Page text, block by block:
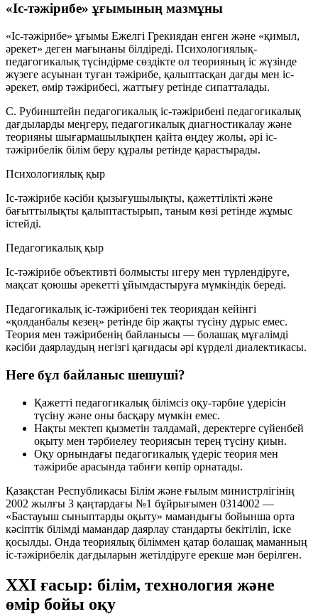
«Іс-тәжірибе» ұғымының мазмұны
«Іс-тәжірибе» ұғымы Ежелгі Грекиядан енген және «қимыл,
әрекет» деген мағынаны білдіреді. Психологиялық-
педагогикалық түсіндірме сөздікте ол теорияның іс жүзінде
жүзеге асуынан туған тәжірибе, қалыптасқан дағды мен іс-
әрекет, өмір тәжірибесі, жаттығу ретінде сипатталады.
С. Рубинштейн педагогикалық іс-тәжірибені педагогикалық
дағдыларды меңгеру, педагогикалық диагностикалау және
теорияны шығармашылықпен қайта өңдеу жолы, әрі іс-
тәжірибелік білім беру құралы ретінде қарастырады.
Психологиялық қыр
Іс-тәжірибе кәсіби қызығушылықты, қажеттілікті және
бағыттылықты қалыптастырып, таным көзі ретінде жұмыс
істейді.
Педагогикалық қыр
Іс-тәжірибе объективті болмысты игеру мен түрлендіруге,
мақсат қоюшы әрекетті ұйымдастыруға мүмкіндік береді.
Педагогикалық іс-тәжірибені тек теориядан кейінгі
«қолданбалы кезең» ретінде бір жақты түсіну дұрыс емес.
Теория мен тәжірибенің байланысы — болашақ мұғалімді
кәсіби даярлаудың негізгі қағидасы әрі күрделі диалектикасы.
Неге бұл байланыс шешуші?
Қажетті педагогикалық білімсіз оқу-тәрбие үдерісін
түсіну және оны басқару мүмкін емес.
Нақты мектеп қызметін талдамай, деректерге сүйенбей
оқыту мен тәрбиелеу теориясын терең түсіну қиын.
Оқу орнындағы педагогикалық үдеріс теория мен
тәжірибе арасында табиғи көпір орнатады.
Қазақстан Республикасы Білім және ғылым министрлігінің
2002 жылғы 3 қаңтардағы №1 бұйрығымен 0314002 —
«Бастауыш сыныптарды оқыту» мамандығы бойынша орта
кәсіптік білімді мамандар даярлау стандарты бекітіліп, іске
қосылды. Онда теориялық біліммен қатар болашақ маманның
іс-тәжірибелік дағдыларын жетілдіруге ерекше мән берілген.
ХХІ ғасыр: білім, технология және
өмір бойы оқу